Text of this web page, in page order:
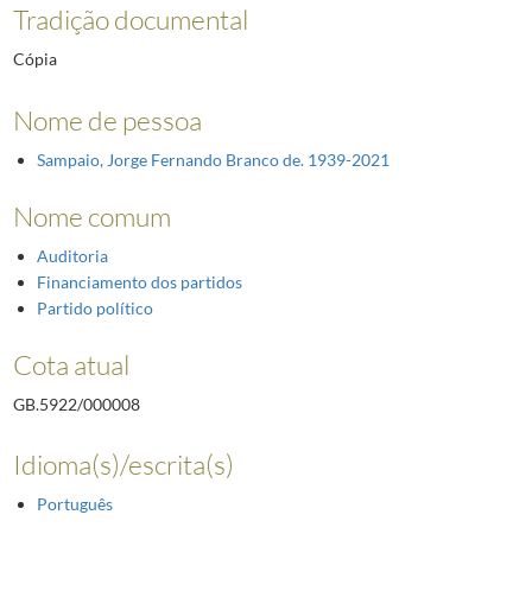
Tradição documental
Cópia
Nome de pessoa
Sampaio, Jorge Fernando Branco de. 1939-2021
Nome comum
Auditoria
Financiamento dos partidos
Partido político
Cota atual
GB.5922/000008
Idioma(s)/escrita(s)
Português